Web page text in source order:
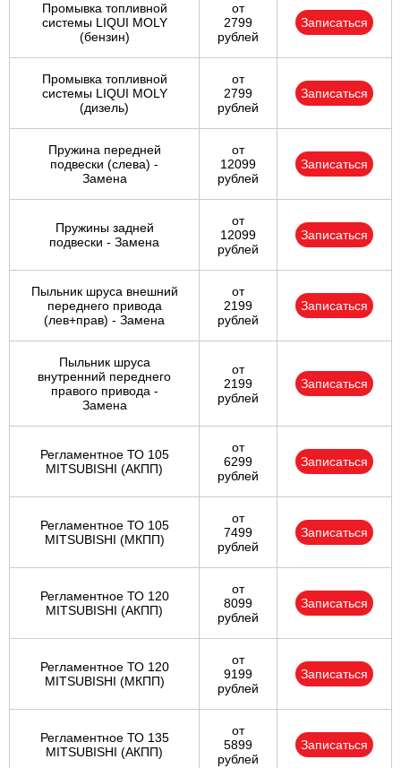
Промывка топливной
системы LIQUI MOLY
(бензин)
от
2799
рублей
Записаться
Промывка топливной
системы LIQUI MOLY
(дизель)
от
2799
рублей
Записаться
Пружина передней
подвески (слева) -
Замена
от
12099
рублей
Записаться
Пружины задней
подвески - Замена
от
12099
рублей
Записаться
Пыльник шруса внешний
переднего привода
(лев+прав) - Замена
от
2199
рублей
Записаться
Пыльник шруса
внутренний переднего
правого привода -
Замена
от
2199
рублей
Записаться
Регламентное ТО 105
MITSUBISHI (АКПП)
от
6299
рублей
Записаться
Регламентное ТО 105
MITSUBISHI (МКПП)
от
7499
рублей
Записаться
Регламентное ТО 120
MITSUBISHI (АКПП)
от
8099
рублей
Записаться
Регламентное ТО 120
MITSUBISHI (МКПП)
от
9199
рублей
Записаться
Регламентное ТО 135
MITSUBISHI (АКПП)
от
5899
рублей
Записаться